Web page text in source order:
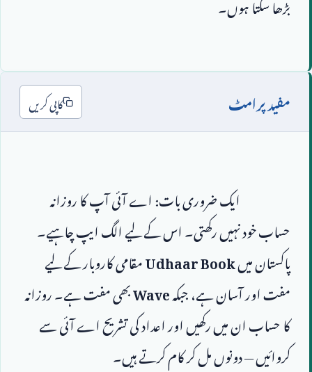
مفید پرامٹ کاپی کریں
پاکستان میں Udhaar Book
مفت اور آسان ہے، جبکہ Wave
کروائیں — دونوں مل کر کام کرتے ہیں۔